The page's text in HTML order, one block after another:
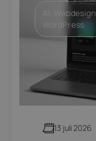
AI , Webdesign
WordPress
13 juli 2026